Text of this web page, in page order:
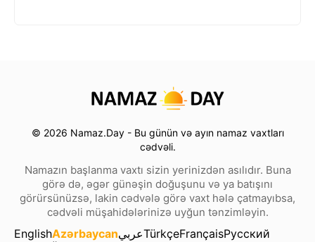
© 2026 Namaz.Day - Bu günün və ayın namaz vaxtları
cədvəli.
Namazın başlanma vaxtı sizin yerinizdən asılıdır. Buna
görə də, əgər günəşin doğuşunu və ya batışını
görürsünüzsə, lakin cədvələ görə vaxt hələ çatmayıbsa,
cədvəli müşahidələrinizə uyğun tənzimləyin.
EnglishAzərbaycanعربيTürkçeFrançaisРусский